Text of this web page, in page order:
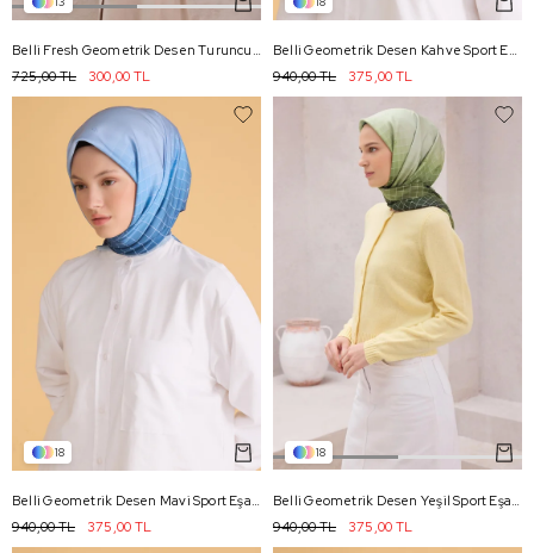
Belli Fresh Geometrik Desen Turuncu Nova Eşarp 1010 - 15
300,00 TL
725,00 TL
Belli Geometrik Desen Kahve Sport Eşarp 2503 - 12
375,00 TL
940,00 TL
18
375,00 TL
940,00 TL
18
375,00 TL
940,00 TL